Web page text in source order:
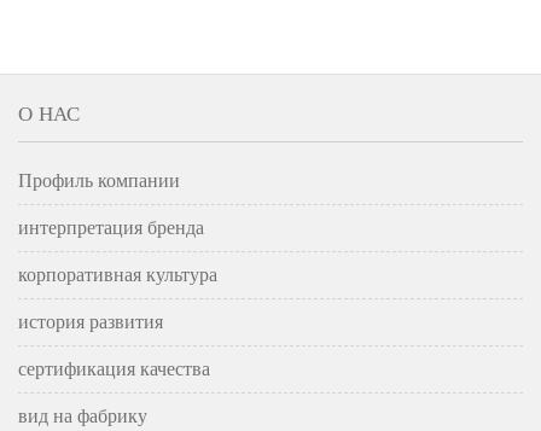
О НАС
Профиль компании
интерпретация бренда
корпоративная культура
история развития
сертификация качества
вид на фабрику